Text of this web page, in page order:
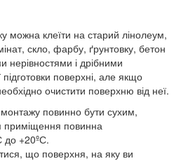
можна клеїти на старий лінолеум,
скло, фарбу, ґрунтовку, бетон
нерівностями і дрібними
поверхні, але якщо
очистити поверхню від неї.
повинно бути сухим,
приміщення повинна
до +20ºС.
що поверхня, на яку ви